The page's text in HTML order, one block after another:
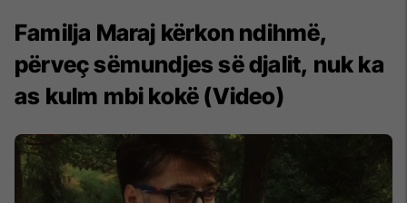
Familja Maraj kërkon ndihmë,
përveç sëmundjes së djalit, nuk ka
as kulm mbi kokë (Video)